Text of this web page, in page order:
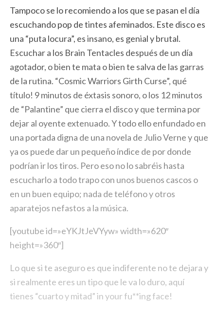
Tampoco se lo recomiendo a los que se pasan el día
escuchando pop de tintes afeminados. Este disco es
una “puta locura”, es insano, es genial y brutal.
Escuchar a los Brain Tentacles después de un día
agotador, o bien te mata o bien te salva de las garras
de la rutina. “Cosmic Warriors Girth Curse”, qué
título! 9 minutos de éxtasis sonoro, o los 12 minutos
de “Palantine” que cierra el disco y que termina por
dejar al oyente extenuado. Y todo ello enfundado en
una portada digna de una novela de Julio Verne y que
ya os puede dar un pequeño índice de por donde
podrían ir los tiros. Pero eso no lo sabréis hasta
escucharlo a todo trapo con unos buenos cascos o
en un buen equipo; nada de teléfono y otros
aparatejos nefastos a la música.
[youtube id=»eYKJtJeVYyw» width=»620″
height=»360″]
Lo que si te aseguro es que indiferente no te dejara y
si realmente eres un tipo que le va lo duro, aquí
tienes “cuarto y mitad” in your fu**ing face!